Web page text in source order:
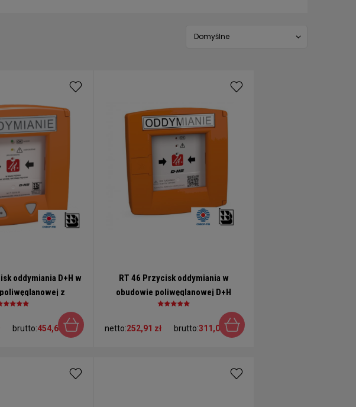
oddymiania D+H w
z
do wentylacji
brutto:454,60 zł
RT 46 Przycisk oddymiania w
obudowie poliwęglanowej D+H
netto:252,91 zł brutto:311,08 zł